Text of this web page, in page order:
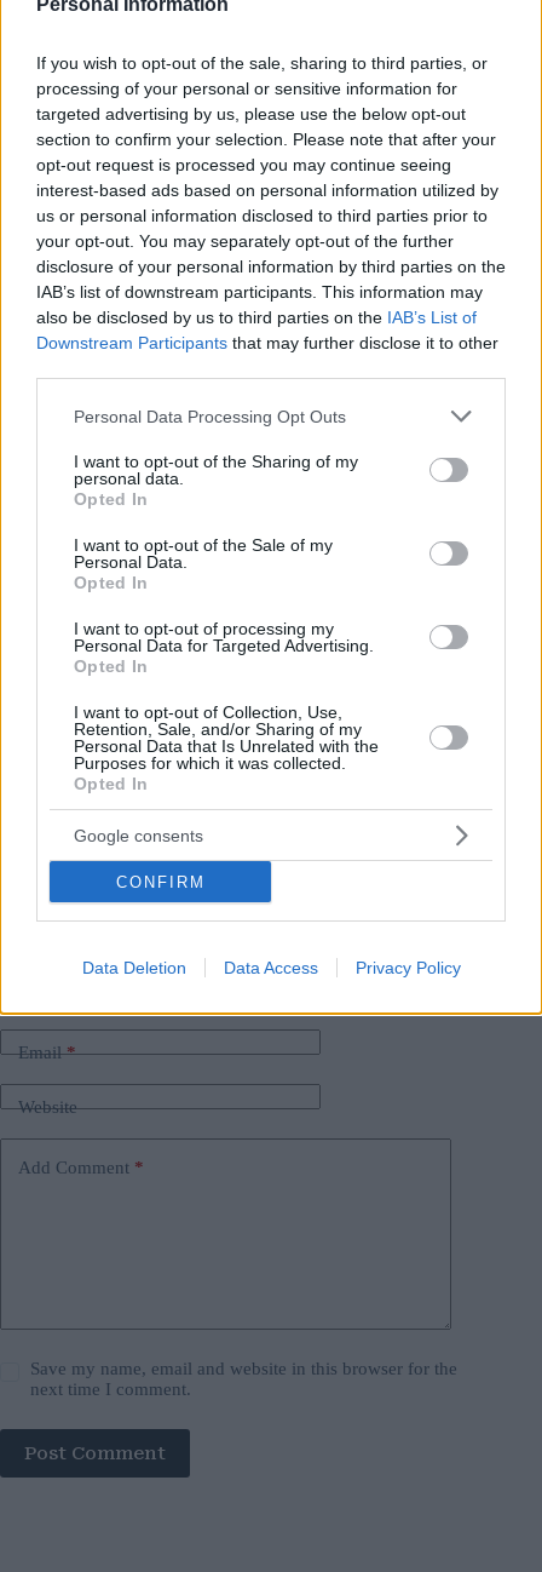
Personal Information
If you wish to opt-out of the sale, sharing to third parties, or
processing of your personal or sensitive information for
targeted advertising by us, please use the below opt-out
section to confirm your selection. Please note that after your
opt-out request is processed you may continue seeing
interest-based ads based on personal information utilized by
us or personal information disclosed to third parties prior to
your opt-out. You may separately opt-out of the further
disclosure of your personal information by third parties on the
IAB’s list of downstream participants. This information may
also be disclosed by us to third parties on the IAB’s List of
Downstream Participants that may further disclose it to other
Please note that this website/app uses one or more Google
not limited to your visit or usage behaviour. You may click to
grant or deny consent to Google and its third-party tags to
use your data for below specified purposes in below Google
consent section.
Personal Data Processing Opt Outs
I want to opt-out of the Sharing of my
personal data.
Opted In
I want to opt-out of the Sale of my
Personal Data.
Opted In
I want to opt-out of processing my
Personal Data for Targeted Advertising.
Opted In
I want to opt-out of Collection, Use,
Retention, Sale, and/or Sharing of my
Personal Data that Is Unrelated with the
Purposes for which it was collected.
Opted In
Google consents
CONFIRM
Data Deletion Data Access Privacy Policy
Esprimendo le aspirazioni del PSD di garantire il sindaco di
contea, Ciolacu prevede una maggiore collaborazione tra i
RMDSZ(Alleanza Democratica Ungherese di Romania) e il
PSD a livello locale. Gábor Kereskényi, cittadino ungherese
che rappresenta RMDSZ, attualmente è sindaco della città.
“In effetti, (…) siamo tutti rumeni di diversa origine etnica:
rumeni, ungheresi, ucraini, tedeschi, che vivono insieme in
Romania Questa diversità dovrebbe essere considerata come
una benedizione, non un motivo di disputa che ci divide,”
asserito il primo ministro.
Ciolacu ha tuttavia avvertito che nel prossimo anno elettorale
del 2024 alcune forze politiche tenteranno di fratturare le
comunità alla ricerca di un numero limitato di voti
“Rumeni, ungheresi, ucraini e tedeschi sanno che si tratta
semplicemente di provocazioni Dio ci ha elargito lo scopo di
costruire insieme, non di dividere,”
Il villaggio ungherese più orientale del mondo, vicino
al Mar Nero
FOTO:
Il presidente Novák riconosce al vescovo della
Transilvania Kató l’Ordine al merito ungherese
# romania #
unione europea
Leave a Reply
Email*
Website
Add Comment *
Save my name, email and website in this browser for the
next time I comment.
Post Comment